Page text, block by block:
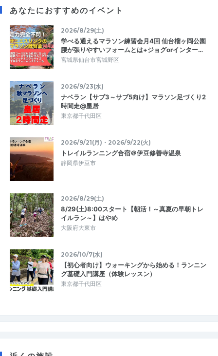
あなたにおすすめのイベント
2026/8/29(土)
学べる通えるマラソン練習会月4回 仙台榴ヶ岡公園
腰が張りやすいフォームとは+ジョグorインター…
宮城県仙台市宮城野区
2026/9/23(水)
ナベラン【サブ3～サブ5向け】マラソン足づくり2
時間走@皇居
東京都千代田区
2026/9/21(月)・2026/9/22(火)
トレイルランニング合宿＠伊豆修善寺温泉
静岡県伊豆市
2026/8/29(土)
8/29(土)8:00スタート【朝活！～真夏の早朝トレ
イルラン～】はやめ
大阪府大東市
2026/10/7(水)
【初心者向け】ウォーキングから始める！ランニン
グ基礎入門講座（体験レッスン）
東京都千代田区